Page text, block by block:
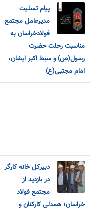
پیام‌ ‌تسلیت
مدیرعامل مجتمع
فولاد‌خراسان به
مناسبت رحلت حضرت
رسول(ص) و سبط اکبر ایشان،
امام مجتبی(ع)
دبیرکل خانه کارگر
در بازدید از
مجتمع فولاد
خراسان؛ همدلی کارکنان و